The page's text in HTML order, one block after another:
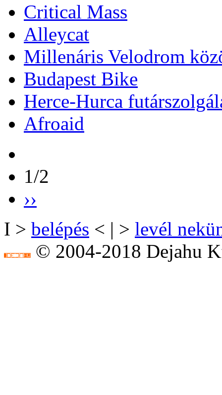
Critical Mass
Alleycat
Millenáris Velodrom
Budapest Bike
Herce-Hurca
Afroaid
1/2
››
I > belépés < | > levél
© 2004-2018 Dejahu